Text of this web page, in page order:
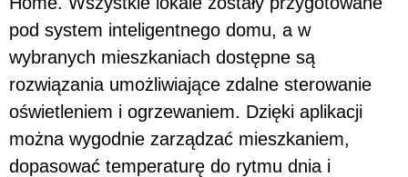
pod system inteligentnego domu, a w
wybranych mieszkaniach dostępne są
rozwiązania umożliwiające zdalne sterowanie
oświetleniem i ogrzewaniem. Dzięki aplikacji
można wygodnie zarządzać mieszkaniem,
dopasować temperaturę do rytmu dnia i